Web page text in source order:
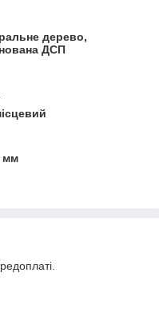
дерево,
ДСП
мм